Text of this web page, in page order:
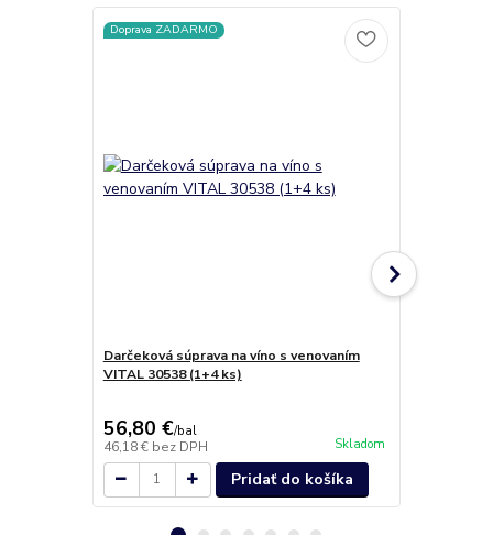
Doprava ZADARMO
Darčeková súprava na víno s venovaním
VITAL 30538 (1+4 ks)
56,80 €/bal
46,18 € bez DPH Skladom
Pridať do košíka